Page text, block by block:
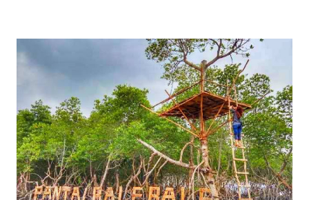
Namun rekomendasi dari teman yang pernah kesini sebelumnya,
mengatakan harga sesuai rasa, maka aku pun penasaran dan
ingin mencobanya. Apalagi teman yang bekerja disana, juga
merekomendasikan minuman dan makanan yang enak. Ya udah
beberapa minuman kopi dan makanan pun mulai dipesan. Hot
Mocca Latte Hot Mocca Late Burger Chipotle Chicken Tender
Ibu Hamil pengen narsis, buledi belakang ialah...